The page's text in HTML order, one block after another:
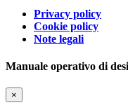
Privacy policy
Cookie policy
Note legali
Manuale operativo di
×